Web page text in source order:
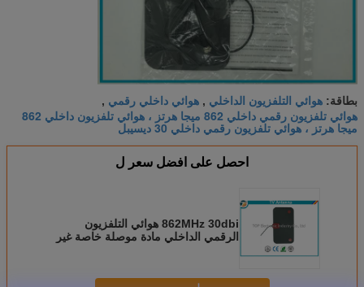
بطاقة: هوائي التلفزيون الداخلي , هوائي داخلي رقمي ,
هوائي تلفزيون رقمي داخلي 862 ميجا هرتز ، هوائي تلفزيون داخلي 862
ميجا هرتز ، هوائي تلفزيون رقمي داخلي 30 ديسيبل
احصل على افضل سعر ل
862MHz 30dbi هوائي التلفزيون
الرقمي الداخلي مادة موصلة خاصة غير